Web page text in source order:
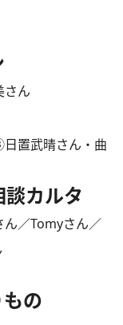
さん
置武晴さん・曲
カルタ
ん／Tomyさん／
の